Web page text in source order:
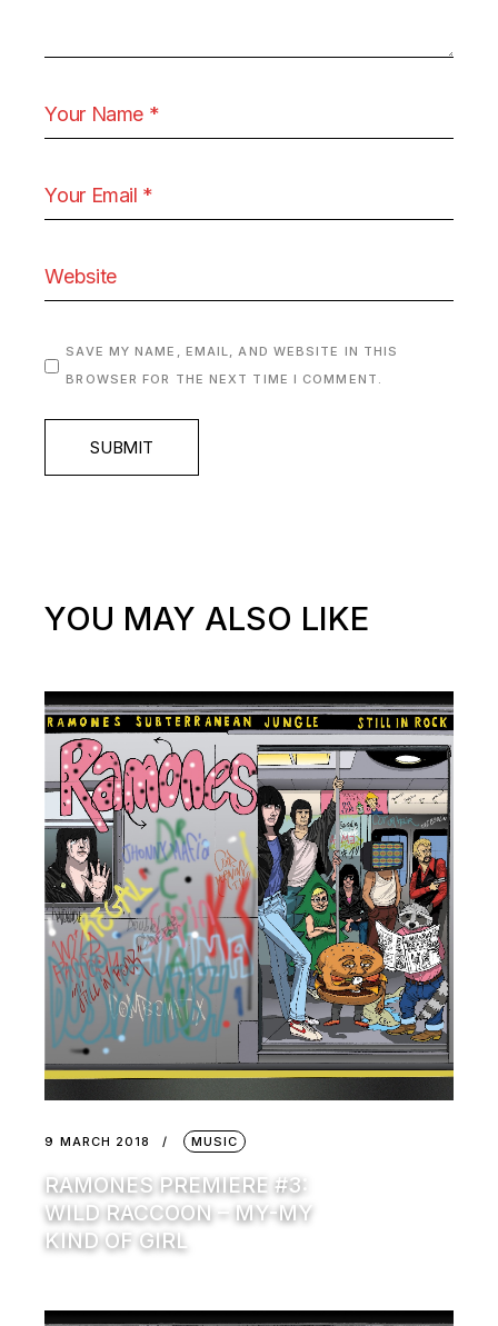
SAVE MY NAME, EMAIL, AND WEBSITE IN THIS
BROWSER FOR THE NEXT TIME I COMMENT.
SUBMIT
YOU MAY ALSO LIKE
9 MARCH 2018 MUSIC
RAMONES PREMIERE #3:
WILD RACCOON – MY-MY
KIND OF GIRL